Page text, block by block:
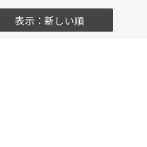
表示：新しい順